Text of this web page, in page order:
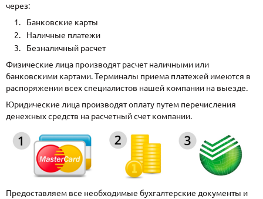
через:
Банковские карты
Наличные платежи
Безналичный расчет
Физические лица производят расчет наличными или
банковскими картами. Терминалы приема платежей имеются в
распоряжении всех специалистов нашей компании на выезде.
Юридические лица производят оплату путем перечисления
денежных средств на расчетный счет компании.
Предоставляем все необходимые бухгалтерские документы и